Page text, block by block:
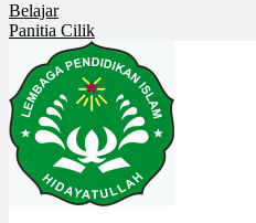
Belajar
Panitia Cilik